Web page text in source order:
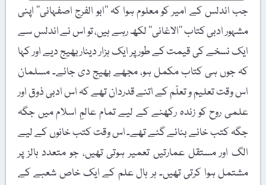
جب اندلس کے امیر کو معلوم ہوا کہ ’’ابو الفرج اصفہانی‘‘ اپنی
مشہور ادبی کتاب ’’الاغانی‘‘ لکھ رہے ہیں، تو اس نے اندلس سے
ایک نسخے کی قیمت کے طور پر ایک ہزار دینار بھیج دیے اور کہا
کہ جوں ہی کتاب مکمل ہو، مجھے بھیج دی جائے۔ مسلمان
اس وقت تعلیم و تعلّم کے اتنے قدردان تھے کہ اس ادبی ذوق اور
علمی روح کو زندہ رکھنے کے لیے تمام عالمِ اسلام میں جگہ
جگہ کتب خانے بنائے گئے تھے۔ اس وقت کتب خانوں کے لیے
الگ اور مستقل عمارتیں تعمیر ہوتی تھیں، جو متعدد ہالز پر
مشتمل ہوا کرتی تھیں۔ ہر ہال علم کے ایک خاص شعبے کے